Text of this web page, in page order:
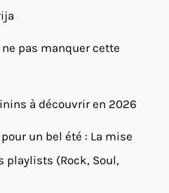
pas manquer cette
à découvrir en 2026
un bel été : La mise
playlists (Rock, Soul,